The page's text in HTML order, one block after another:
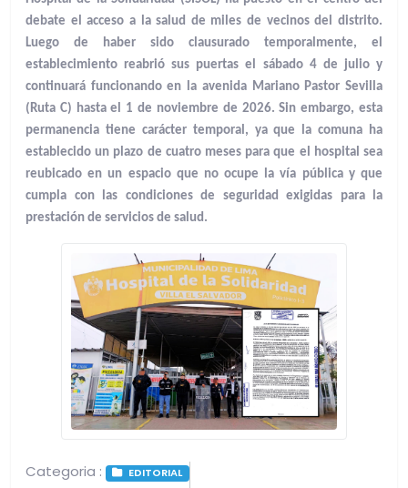
debate el acceso a la salud de miles de vecinos del distrito.
Luego de haber sido clausurado temporalmente, el
establecimiento reabrió sus puertas el sábado 4 de julio y
continuará funcionando en la avenida Mariano Pastor Sevilla
(Ruta C) hasta el 1 de noviembre de 2026. Sin embargo, esta
permanencia tiene carácter temporal, ya que la comuna ha
establecido un plazo de cuatro meses para que el hospital sea
reubicado en un espacio que no ocupe la vía pública y que
cumpla con las condiciones de seguridad exigidas para la
prestación de servicios de salud.
Categoria : EDITORIAL